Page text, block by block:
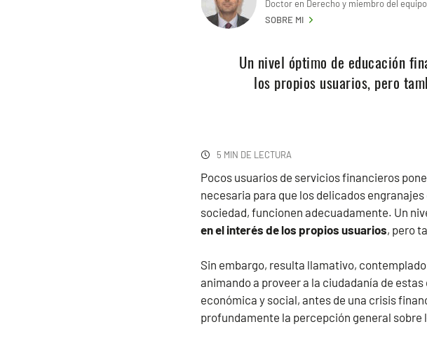
Doctor en Derecho y miembro del
SOBRE MI
Un nivel óptimo de educación
los propios usuarios, pero
5 MIN DE LECTURA
Pocos usuarios de servicios financieros
necesaria para que los delicados
sociedad, funcionen adecuadamente. Un
en el interés de los propios usuarios, pero
Sin embargo, resulta llamativo,
animando a proveer a la ciudadanía de
económica y social, antes de una crisis
profundamente la percepción general sobre